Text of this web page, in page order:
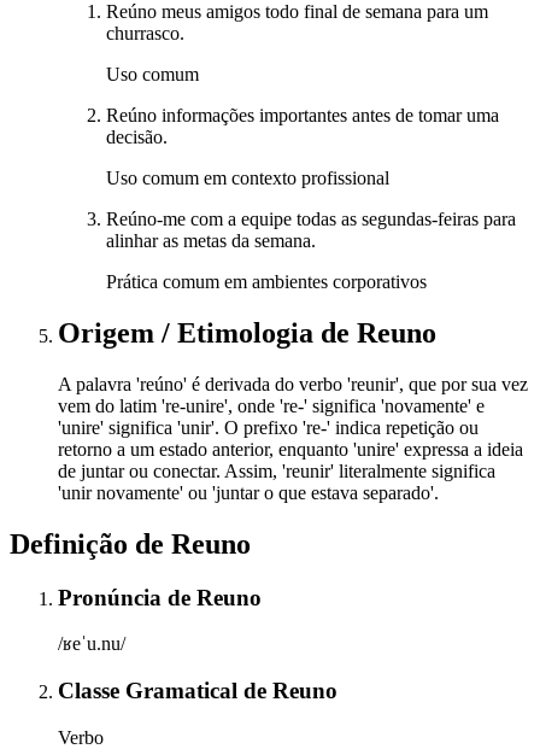
Reúno meus amigos todo final de semana para um
churrasco.
Uso comum
Reúno informações importantes antes de tomar uma
decisão.
Uso comum em contexto profissional
Reúno-me com a equipe todas as segundas-feiras para
alinhar as metas da semana.
Prática comum em ambientes corporativos
Origem / Etimologia de Reuno
A palavra 'reúno' é derivada do verbo 'reunir', que por sua vez
vem do latim 're-unire', onde 're-' significa 'novamente' e
'unire' significa 'unir'. O prefixo 're-' indica repetição ou
retorno a um estado anterior, enquanto 'unire' expressa a ideia
de juntar ou conectar. Assim, 'reunir' literalmente significa
'unir novamente' ou 'juntar o que estava separado'.
Definição de Reuno
Pronúncia de Reuno
/ʁeˈu.nu/
Classe Gramatical de Reuno
Verbo